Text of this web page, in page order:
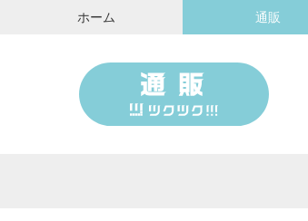
ホーム 通販